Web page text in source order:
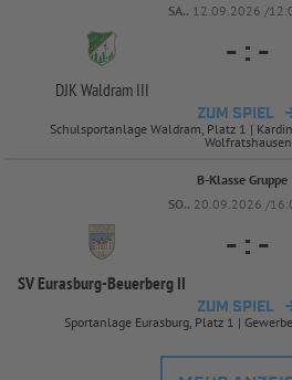
SA.. 12.09.2026 /
DJK Waldram III
- : -
ZUM SPIEL
Schulsportanlage Waldram, Platz 1 |
Wolfratshausen
B-Klasse Gruppe
SO.. 20.09.2026 /
SV Eurasburg-Beuerberg II
- : -
ZUM SPIEL
Sportanlage Eurasburg, Platz 1 |